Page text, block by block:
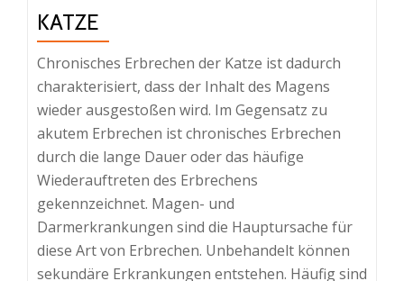
KATZE
Chronisches Erbrechen der Katze ist dadurch
charakterisiert, dass der Inhalt des Magens
wieder ausgestoßen wird. Im Gegensatz zu
akutem Erbrechen ist chronisches Erbrechen
durch die lange Dauer oder das häufige
Wiederauftreten des Erbrechens
gekennzeichnet. Magen- und
Darmerkrankungen sind die Hauptursache für
diese Art von Erbrechen. Unbehandelt können
sekundäre Erkrankungen entstehen. Häufig sind